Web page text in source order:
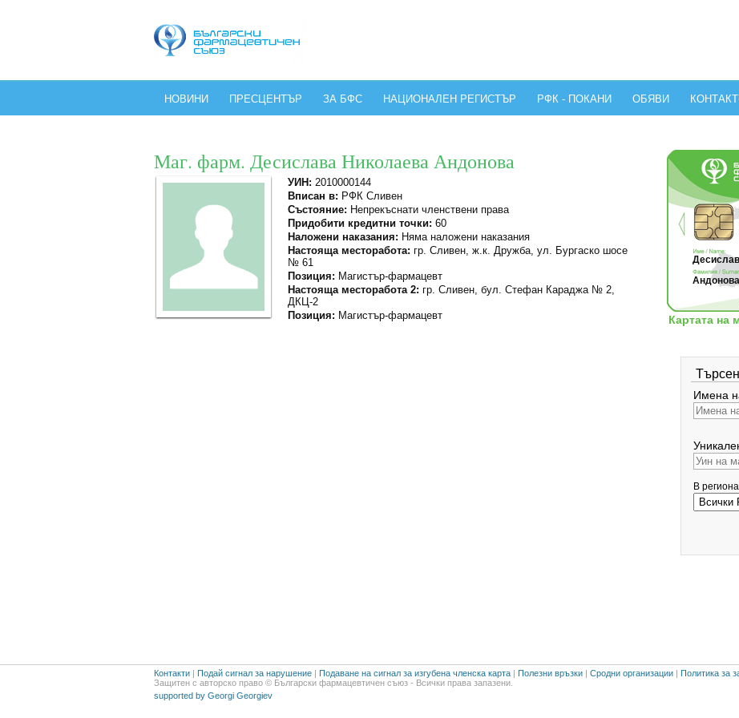
НОВИНИ ПРЕСЦЕНТЪР ЗА БФС НАЦИОНАЛЕН РЕГИСТЪР РФК - ПОКАНИ ОБЯВИ
Маг. фарм. Десислава Николаева Андонова
УИН: 2010000144
Вписан в: РФК Сливен
Състояние: Непрекъснати членствени права
Придобити кредитни точки: 60
Наложени наказания: Няма наложени наказания
Настояща месторабота: гр. Сливен, ж.к. Дружба, ул. Бургаско шосе
№ 61
Позиция: Магистър-фармацевт
Настояща месторабота 2: гр. Сливен, бул. Стефан Караджа № 2,
ДКЦ-2
Позиция: Магистър-фармацевт Картата на
Имена
В
Контакти | Подай сигнал за нарушение | Подаване на сигнал за изгубена членска карта | Полезни връзки | Сродни организации | Политика за
Защитен с авторско право © Български фармацевтичен съюз - Всички права запазени.
supported by Georgi Georgiev